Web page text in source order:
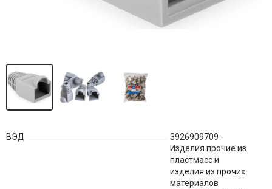
ВЭД
3926909709 -
Изделия прочие из
пластмасс и
изделия из прочих
материалов